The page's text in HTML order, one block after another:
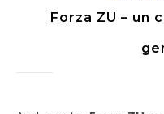
Forza ZU – un